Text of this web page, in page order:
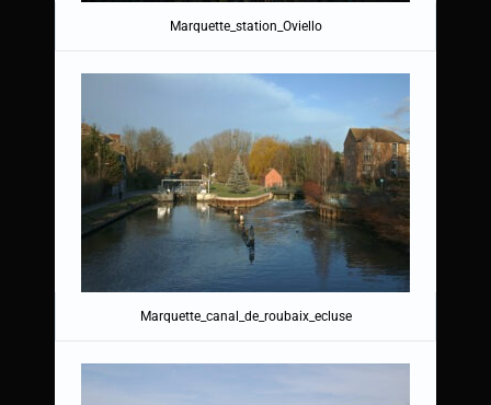
Marquette_station_Oviello
Marquette_canal_de_roubaix_ecluse